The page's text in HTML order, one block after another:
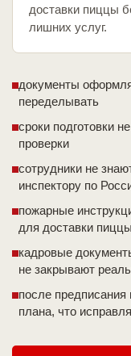
доставки пиццы
лишних услуг.
документы
переделывать
сроки подготовки
проверки
сотрудники не
инспектору по
пожарные
для доставки
кадровые
не закрывают
после предписания
плана, что